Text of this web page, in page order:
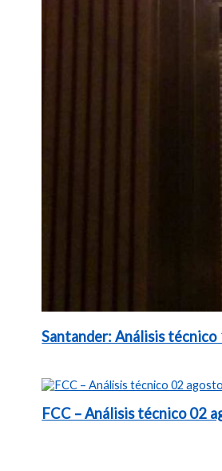
Santander: Análisis
FCC – Análisis técnico 02